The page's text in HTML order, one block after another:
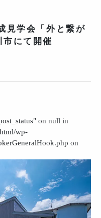
見学会「外と繋が
市にて開催
on null in
wp-
on